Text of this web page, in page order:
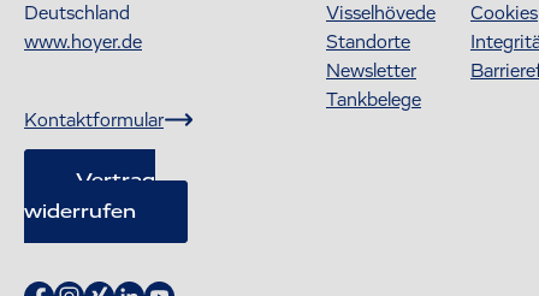
Deutschland
www.hoyer.de
Kontaktformular
Vertrag
widerrufen
Visselhövede
Standorte
Newsletter
Tankbelege
Cookies